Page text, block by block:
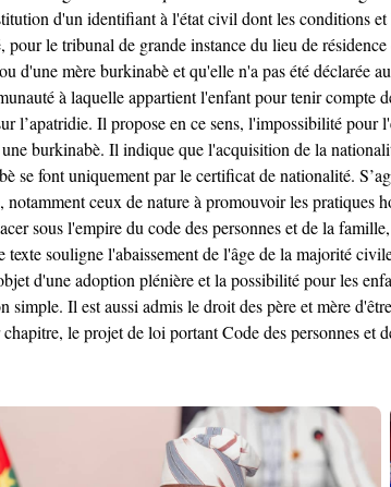
d'un identifiant à l'état civil dont les conditions
le tribunal de grande instance du lieu de
d'une mère burkinabè et qu'elle n'a pas été déclarée
à laquelle appartient l'enfant pour tenir compte
l’apatridie. Il propose en ce sens, l'impossibilité
burkinabè. Il indique que l'acquisition de la
se font uniquement par le certificat de nationalité.
ceux de nature à promouvoir les pratiques
sous l'empire du code des personnes et de la
souligne l'abaissement de l'âge de la majorité
d'une adoption plénière et la possibilité pour les
Il est aussi admis le droit des père et mère
le projet de loi portant Code des personnes et